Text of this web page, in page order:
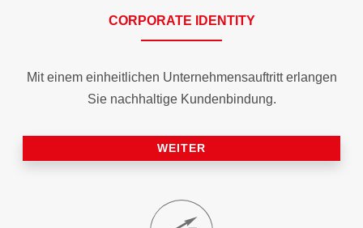
CORPORATE IDENTITY
Mit einem einheitlichen Unternehmensauftritt erlangen
Sie nachhaltige Kundenbindung.
WEITER